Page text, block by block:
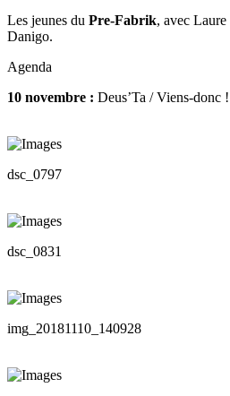
Les jeunes du Pre-Fabrik, avec Laure
Danigo.
Agenda
10 novembre : Deus’Ta / Viens-donc !
dsc_0797
dsc_0831
img_20181110_140928